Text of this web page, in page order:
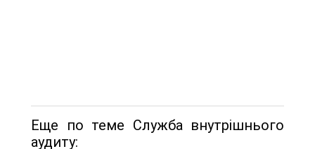
Еще по теме Служба внутрішнього
аудиту: